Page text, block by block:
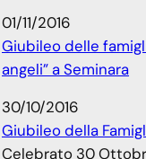
01/11/2016
Giubileo delle
angeli” a Seminara
30/10/2016
Giubileo della
Celebrato 30